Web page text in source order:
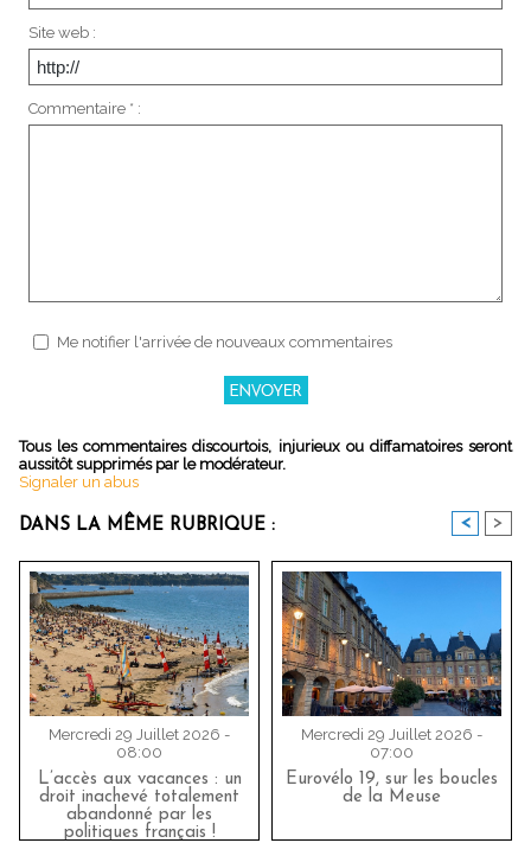
Site web :
Commentaire * :
Me notifier l'arrivée de nouveaux commentaires
Tous les commentaires discourtois, injurieux ou diffamatoires seront
aussitôt supprimés par le modérateur.
Signaler un abus
DANS LA MÊME RUBRIQUE : < >
Mercredi 29 Juillet 2026 -
08:00
L’accès aux vacances : un
droit inachevé totalement
abandonné par les
politiques français !
Mercredi 29 Juillet 2026 -
07:00
Eurovélo 19, sur les boucles
de la Meuse